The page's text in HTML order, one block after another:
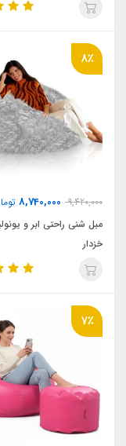
8٪
9,420,000
8,740,000
مبل شنی راحتی ابر و
خزدار
7٪